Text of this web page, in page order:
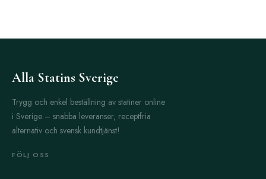
Alla Statins Sverige
Trygg och enkel beställning av statiner online
i Sverige – snabba leveranser, receptfria
alternativ och svensk kundtjänst!
FÖLJ OSS